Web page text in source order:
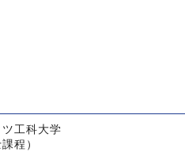
工科大学
程）